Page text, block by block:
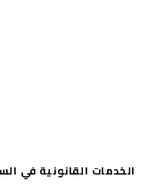
الخدمات القانونية في